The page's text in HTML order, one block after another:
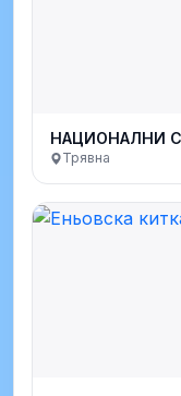
НАЦИОНАЛНИ
Трявна